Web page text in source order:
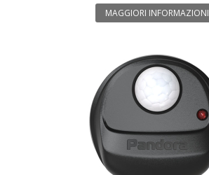
MAGGIORI INFORMAZIONI